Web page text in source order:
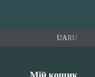
UARU
Мій кошик